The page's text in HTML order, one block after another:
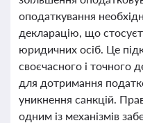
оподаткування
декларацію, що
юридичних осіб. Це
своєчасного і точного
для дотримання
уникнення санкцій.
одним із механізмів